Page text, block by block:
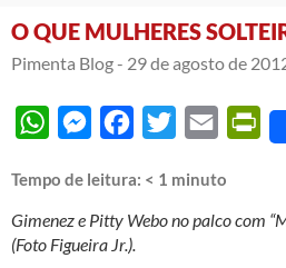
O QUE MULHERES
Pimenta Blog - 29 de agosto de
WhatsAppMessengerFacebook
Twitter Email
Tempo de leitura: < 1 minuto
Gimenez e Pitty Webo no palco com
(Foto Figueira Jr.).